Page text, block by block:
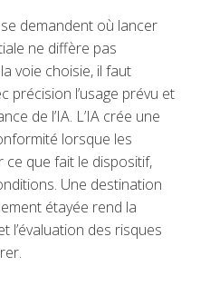
demandent où lancer
ne diffère pas
voie choisie, il faut
précision l’usage prévu et
de l’IA. L’IA crée une
lorsque les
ce que fait le dispositif,
Une destination
étayée rend la
l’évaluation des risques